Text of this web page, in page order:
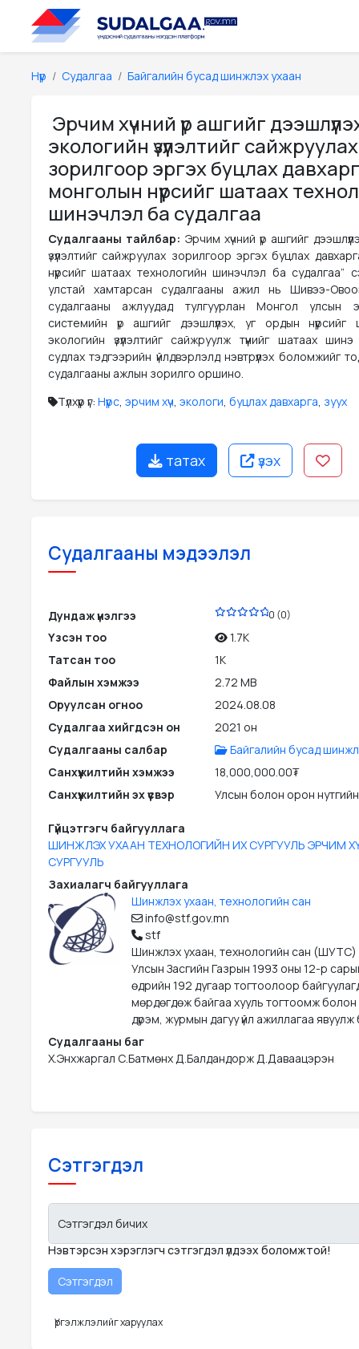
Нүүр Судалгаа Байгалийн бусад шинжлэх ухаан
Эрчим хүчний үр ашгийг
экологийн үзүүлэлтийг сайжруулах
зорилгоор эргэх буцлах
монголын нүүрсийг шатаах
шинэчлэл ба судалгаа
Судалгааны тайлбар: Эрчим хүчний үр ашгийг
үзүүлэлтийг сайжруулах зорилгоор эргэх буцлах
нүүрсийг шатаах технологийн шинэчлэл ба судалгаа”
улстай хамтарсан судалгааны ажил нь Шивээ-
судалгааны ажлуудад тулгуурлан Монгол улсын
системийн үр ашгийг дээшлүүлэх, уг ордын нүүрсийг
экологийн үзүүлэлтийг сайжруулж түүнийг шатаах
судлах тэдгээрийн үйлдвэрлэлд нэвтрүүлэх боломжийг
судалгааны ажлын зорилго оршино.
Түлхүүр үг: Нүүрс, эрчим хүч, экологи, буцлах давхарга, зуух
татах үзэх
Судалгааны мэдээлэл
Дундаж үнэлгээ 0 (0)
Үзсэн тоо
1.7K
Татсан тоо
1K
Файлын хэмжээ
2.72 MB
Оруулсан огноо
2024.08.08
Судалгаа хийгдсэн он
2021 он
Судалгааны салбар
Байгалийн бусад
Санхүүжилтийн хэмжээ
18,000,000.00₮
Санхүүжилтийн эх үүсвэр
Улсын болон орон
Гүйцэтгэгч байгууллага
ШИНЖЛЭХ УХААН ТЕХНОЛОГИЙН ИХ СУРГУУЛЬ ЭРЧИМ
СУРГУУЛЬ
Захиалагч байгууллага
Шинжлэх ухаан, технологийн сан
info@stf.gov.mn
stf
Шинжлэх ухаан, технологийн сан
Улсын Засгийн Газрын 1993 оны 12-р
өдрийн 192 дугаар тогтоолоор
мөрдөгдөж байгаа хууль тогтоомж
дүрэм, журмын дагуу үйл ажиллагаа явуулж
Судалгааны баг
Х.Энхжаргал С.Батмөнх Д.Балдандорж Д.Даваацэрэн
Сэтгэгдэл
Сэтгэгдэл бичих
Нэвтэрсэн хэрэглэгч сэтгэгдэл үлдээх боломжтой!
Үргэлжлэлийг харуулах